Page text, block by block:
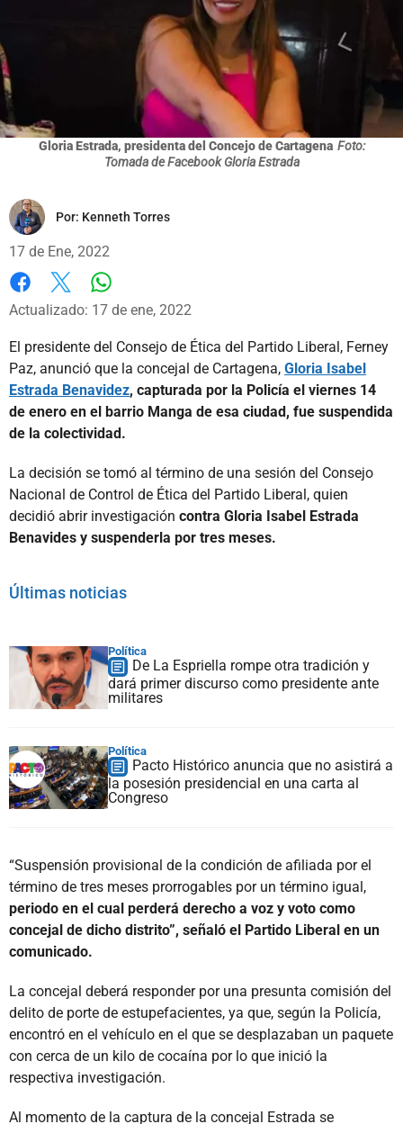
Gloria Estrada, presidenta del Concejo de Cartagena Foto:
Tomada de Facebook Gloria Estrada
Por: Kenneth Torres
17 de Ene, 2022
Facebook
X
Actualizado: 17 de ene, 2022
El presidente del Consejo de Ética del Partido Liberal, Ferney
Paz, anunció que la concejal de Cartagena, Gloria Isabel
Estrada Benavidez, capturada por la Policía el viernes 14
de enero en el barrio Manga de esa ciudad, fue suspendida
de la colectividad.
La decisión se tomó al término de una sesión del Consejo
Nacional de Control de Ética del Partido Liberal, quien
decidió abrir investigación contra Gloria Isabel Estrada
Benavides y suspenderla por tres meses.
Últimas noticias
Política
De La Espriella rompe otra tradición y
dará primer discurso como presidente ante
militares
Política
Pacto Histórico anuncia que no asistirá a
la posesión presidencial en una carta al
Congreso
“Suspensión provisional de la condición de afiliada por el
término de tres meses prorrogables por un término igual,
periodo en el cual perderá derecho a voz y voto como
concejal de dicho distrito”, señaló el Partido Liberal en un
comunicado.
La concejal deberá responder por una presunta comisión del
delito de porte de estupefacientes, ya que, según la Policía,
encontró en el vehículo en el que se desplazaban un paquete
con cerca de un kilo de cocaína por lo que inició la
respectiva investigación.
Al momento de la captura de la concejal Estrada se